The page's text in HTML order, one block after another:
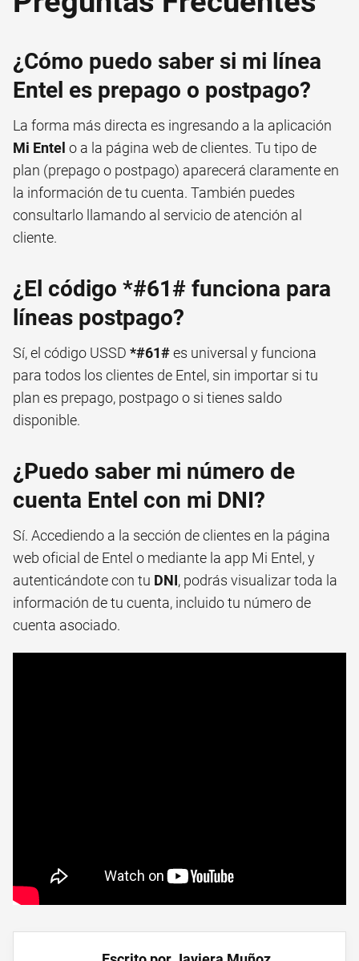
¿Cómo puedo saber si mi línea
Entel es prepago o postpago?
La forma más directa es ingresando a la aplicación
Mi Entel o a la página web de clientes. Tu tipo de
plan (prepago o postpago) aparecerá claramente en
la información de tu cuenta. También puedes
consultarlo llamando al servicio de atención al
cliente.
¿El código *#61# funciona para
líneas postpago?
Sí, el código USSD *#61#es universal y funciona
para todos los clientes de Entel, sin importar si tu
plan es prepago, postpago o si tienes saldo
disponible.
¿Puedo saber mi número de
cuenta Entel con mi DNI?
Sí. Accediendo a la sección de clientes en la página
web oficial de Entel o mediante la app Mi Entel, y
autenticándote con tu DNI, podrás visualizar toda la
información de tu cuenta, incluido tu número de
cuenta asociado.